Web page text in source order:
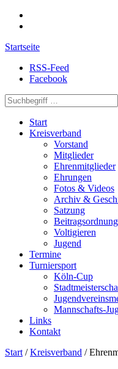
Startseite
RSS-Feed
Facebook
Start
Kreisverband
Vorstand
Mitglieder
Ehrenmitglieder
Ehrungen
Fotos & Videos
Archiv &
Satzung
Beitragsordnung
Voltigieren
Jugend
Termine
Turniersport
Köln-Cup
Mannschafts-
Links
Kontakt
Start /Kreisverband /